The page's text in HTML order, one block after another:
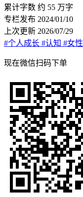
累计字数 约 55 万字
专栏发布 2024/01/10
上次更新 2026/07/29
#个人成长 #认知 #女性
现在微信扫码下单